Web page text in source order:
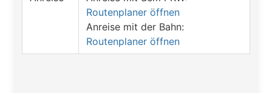
Routenplaner öffnen
Anreise mit der Bahn:
Routenplaner öffnen